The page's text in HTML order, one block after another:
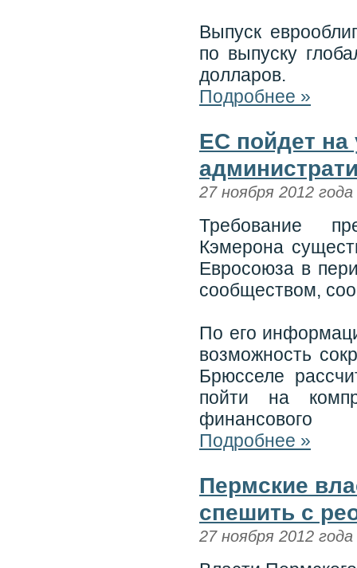
Выпуск
по выпуску
долларов.
Подробнее »
ЕС пойдет на
27 ноября 2012 года
Требование
Кэмерона
Евросоюза в
сообществом,
По его
возможность
Брюсселе
пойти на
финансового
Подробнее »
Пермские
спешить с
27 ноября 2012 года